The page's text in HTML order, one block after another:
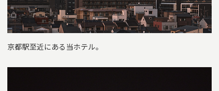
京都駅至近にある当ホテル。